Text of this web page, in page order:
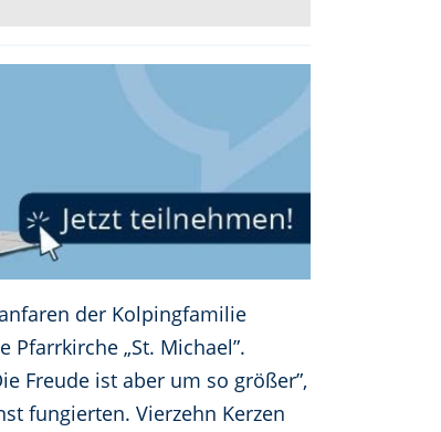
der Kolpingfamilie
„St. Michael”.
Freude ist aber um so größer”,
fungierten. Vierzehn Kerzen